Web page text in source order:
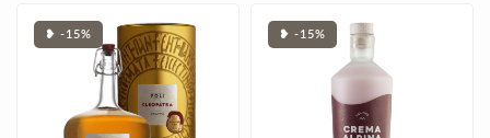
❥ -15% ❥ -15%